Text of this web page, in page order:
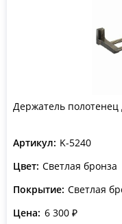
Держатель
Артикул: K-5240
Цвет: Светлая бронза
Покрытие: Светлая
Цена: 6 300 ₽